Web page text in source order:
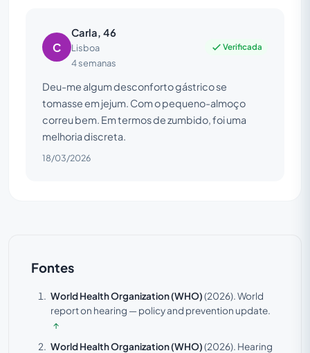
C
Carla, 46
Lisboa
4 semanas
Verificada
Deu-me algum desconforto gástrico se
tomasse em jejum. Com o pequeno-almoço
correu bem. Em termos de zumbido, foi uma
melhoria discreta.
18/03/2026
Fontes
World Health Organization (WHO)(2026).World
report on hearing — policy and prevention update.
↑
World Health Organization (WHO)(2026). Hearing